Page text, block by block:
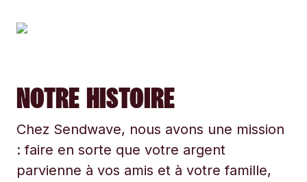
NOTRE HISTOIRE
Chez Sendwave, nous avons une mission
: faire en sorte que votre argent
parvienne à vos amis et à votre famille,